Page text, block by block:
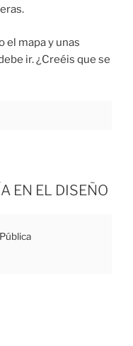
el mapa y unas
ir. ¿Creéis que se
EN EL DISEÑO
Pública